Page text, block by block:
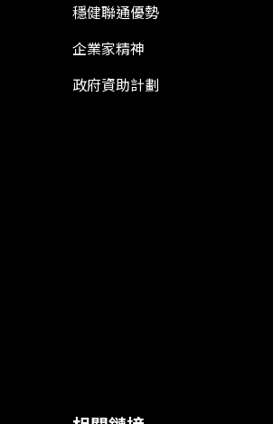
穩健聯通優勢
企業家精神
政府資助計劃